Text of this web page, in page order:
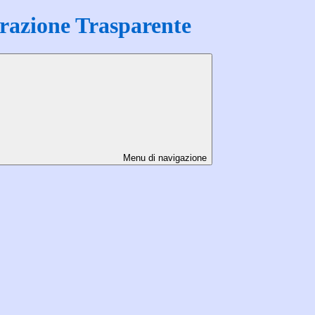
Trasparente
Menu di navigazione